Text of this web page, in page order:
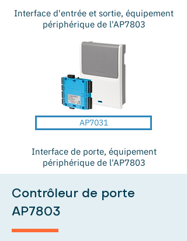
Interface d'entrée et sortie, équipement
périphérique de l'AP7803
AP7031
Interface de porte, équipement
périphérique de l'AP7803
Contrôleur de porte
AP7803